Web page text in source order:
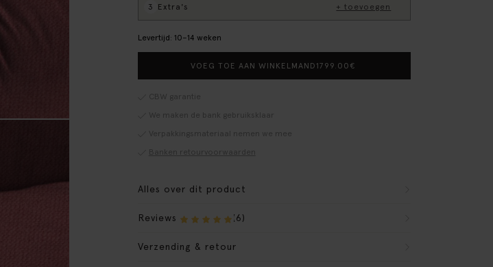
3 Extra's + toevoegen
Levertijd: 10–14 weken
VOEG TOE AAN WINKELMAND1799.00 €
CBW garantie
We maken de bank gebruiksklaar
Verpakkingsmateriaal nemen we mee
Banken retourvoorwaarden
Alles over dit product
Reviews (6)
Verzending & retour